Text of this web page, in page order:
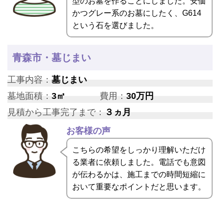
かつグレー系のお墓にしたく、G614
という石を選びました。
青森市・墓じまい
工事内容： 墓じまい
墓地面積： 3㎡ 費用：30万円
見積から工事完了まで： ３ヵ月
お客様の声
こちらの希望をしっかり理解いただけ
る業者に依頼しました。電話でも意図
が伝わるかは、施工までの時間短縮に
おいて重要なポイントだと思います。